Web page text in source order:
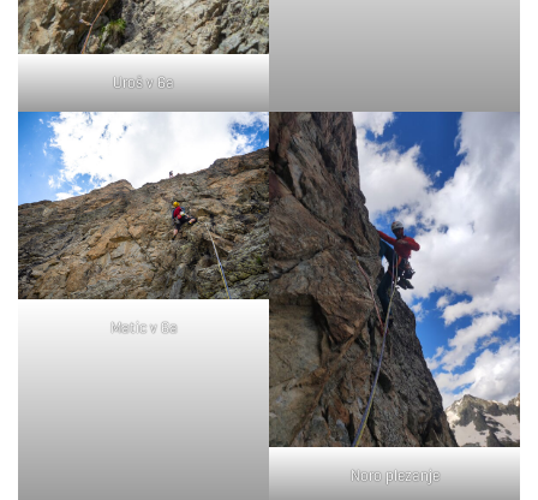
Uroš v 6a
Matic v 6a
Noro plezanje